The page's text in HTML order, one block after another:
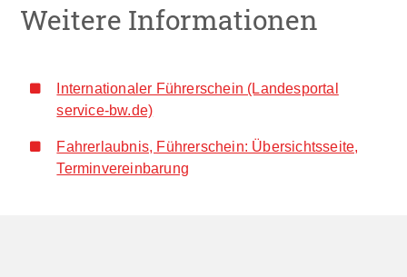
Weitere Informationen
Internationaler Führerschein (Landesportal
service-bw.de)
Fahrerlaubnis, Führerschein: Übersichtsseite,
Terminvereinbarung